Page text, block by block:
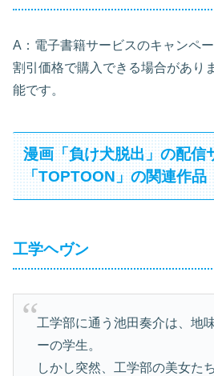
A：電子書籍サービスのキャンペ
割引価格で購入できる場合があり
能です。
漫画「負け犬脱出」の配信
「TOPTOON」の関連作品
工学ヘヴン
工学部に通う池田奏介は、地
ーの学生。
しかし突然、工学部の美女た